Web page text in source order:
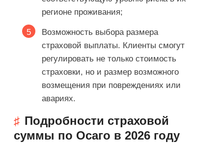
регионе проживания;
Возможность выбора размера
страховой выплаты. Клиенты смогут
регулировать не только стоимость
страховки, но и размер возможного
возмещения при повреждениях или
авариях.
Подробности страховой
суммы по Осаго в 2026 году